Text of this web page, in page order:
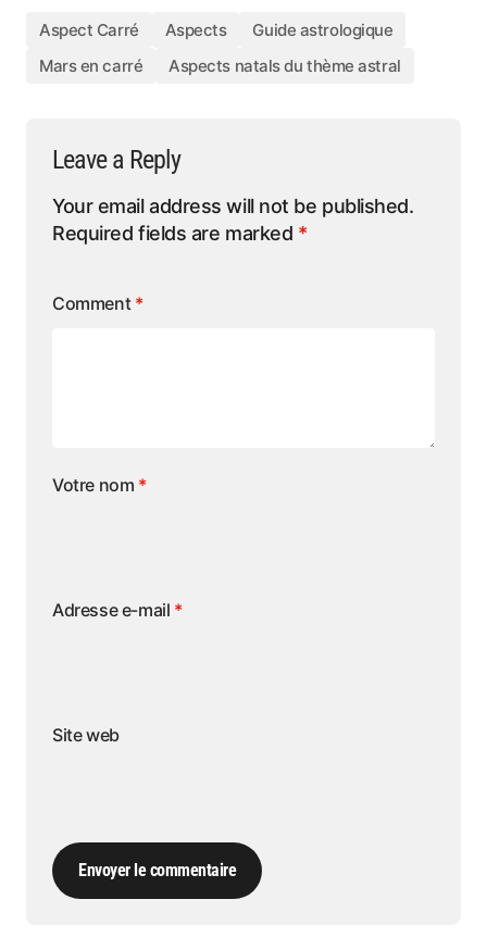
Aspect Carré Aspects
Guide astrologique
Mars en carré
Aspects natals du thème astral
Leave a Reply
Your email address will not be published.
Required fields are marked *
Comment *
Votre nom *
Adresse e-mail *
Site web
Envoyer le commentaire